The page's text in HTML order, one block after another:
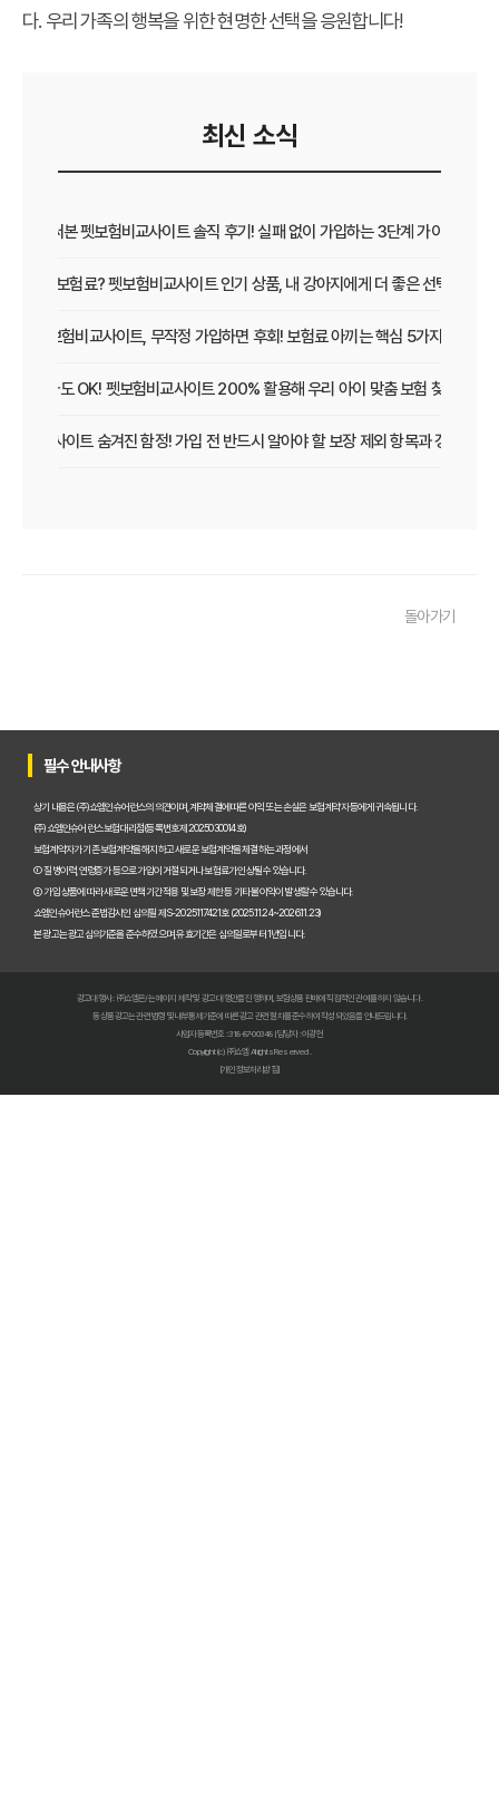
다. 우리 가족의 행복을 위한 현명한 선택을 응원합니다!
최신 소식
직접 써본 펫보험비교사이트 솔직 후기! 실패 없이 가입하는 3단계 가이드
보장 vs 보험료? 펫보험비교사이트 인기 상품, 내 강아지에게 더 좋은 선택은?
펫보험비교사이트, 무작정 가입하면 후회! 보험료 아끼는 핵심 5가지
초보 집사도 OK! 펫보험비교사이트 200% 활용해 우리 아이 맞춤 보험 찾는 법
험비교사이트 숨겨진 함정! 가입 전 반드시 알아야 할 보장 제외 항목과 갱신 조건
펫보험비교사이트, 평점만 보고 고르면 후회? 진짜 중요한 차이점은?
펫보험비교사이트, A사와 B사 어디가 더 유리할까?
펫보험비교사이트 이용 전 필수! 놓치면 후회할 3가지 체크리스트
펫보험비교사이트, 내 반려동물에게 꼭 맞는 선택 기준은?
펫보험비교사이트 현명하게 고르는 법: 보장 범위별 주요 서비스 비교 분석
숨은 혜택까지 찾는 펫보험비교사이트 100% 활용 노하우 대공개
돌아가기
필수 안내사항
상기 내용은 (주)쇼엠인슈어런스의 의견이며, 계약체결에 따른 이익 또는 손실은 보험계약자 등에게 귀속됩니다.
(주)쇼엠인슈어런스 보험대리점(등록번호 제2025030014호)
보험계약자가 기존 보험계약을 해지하고 새로운 보험계약을 체결하는 과정에서
① 질병이력, 연령증가 등으로 가입이 거절되거나 보험료가 인상될 수 있습니다.
② 가입 상품에 따라 새로운 면책기간 적용 및 보장 제한 등 기타 불이익이 발생할 수 있습니다.
쇼엠인슈어런스 준법감시인 심의필 제S-2025117421호 (2025.11.24~2026.11.23)
본 광고는 광고심의기준을 준수하였으며, 유효기간은 심의일로부터 1년입니다.
광고대행사 : ㈜쇼엠은/는 페이지 제작 및 광고 대행만을 진행하며, 보험상품 판매에 직접적인 관여를 하지 않습니다.
동 상품광고는 관련 법령 및 내부통제기준에 따른 광고 관련 절차를 준수하여 작성되었음을 안내드립니다.
사업자등록번호 : 318-87-00348 | 담당자 : 이광헌
Copyright (c) ㈜쇼엠 All rights Reserved.
[개인정보처리방침]